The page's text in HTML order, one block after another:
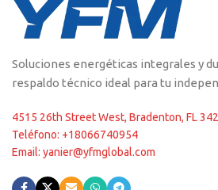
Soluciones energéticas integrales y
respaldo técnico ideal para tu
4515 26th Street West, Bradenton, FL
Teléfono: +18066740954
Email: yanier@yfmglobal.com